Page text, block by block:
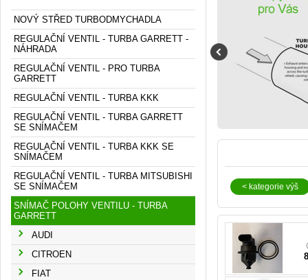
< kategorie výš
NOVÝ STŘED TURBODMYCHADLA
REGULAČNÍ VENTIL - TURBA GARRETT -
NÁHRADA
REGULAČNÍ VENTIL - PRO TURBA
GARRETT
REGULAČNÍ VENTIL - TURBA KKK
REGULAČNÍ VENTIL - TURBA GARRETT
SE SNÍMAČEM
REGULAČNÍ VENTIL - TURBA KKK SE
SNÍMAČEM
REGULAČNÍ VENTIL - TURBA MITSUBISHI
SE SNÍMAČEM
SNÍMAČ POLOHY VENTILU - TURBA
GARRETT
AUDI
CITROEN
FIAT